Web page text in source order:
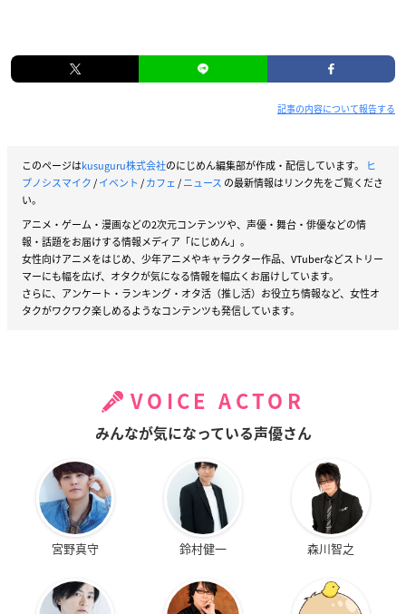
記事の内容について報告する
このページはkusuguru株式会社のにじめん編集部が作成・配信しています。
ヒ
プノシスマイク/イベント /カフェ/ニュース の最新情報はリンク先をご覧くださ
い。
アニメ・ゲーム・漫画などの2次元コンテンツや、声優・舞台・俳優などの情
報・話題をお届けする情報メディア「にじめん」。
女性向けアニメをはじめ、少年アニメやキャラクター作品、VTuberなどストリー
マーにも幅を広げ、オタクが気になる情報を幅広くお届けしています。
さらに、アンケート・ランキング・オタ活（推し活）お役立ち情報など、女性オ
タクがワクワク楽しめるようなコンテンツも発信しています。
VOICE ACTOR
みんなが気になっている声優さん
宮野真守 鈴村健一 森川智之